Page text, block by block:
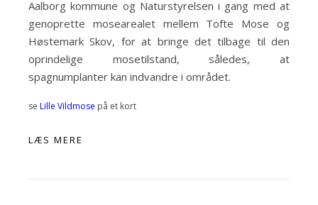
Aalborg kommune og Naturstyrelsen i gang med at
genoprette mosearealet mellem Tofte Mose og
Høstemark Skov, for at bringe det tilbage til den
oprindelige mosetilstand, således, at
spagnumplanter kan indvandre i området.
se Lille Vildmose på et kort
LÆS MERE